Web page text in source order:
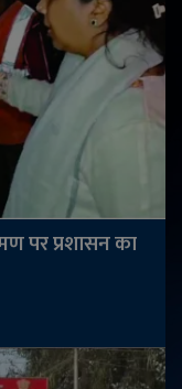
पर प्रशासन का